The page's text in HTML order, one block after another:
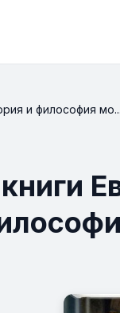
и философия мо...